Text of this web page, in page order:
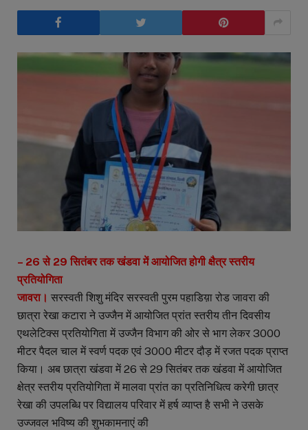
– 26 से 29 सितंबर तक खंडवा में आयोजित होगी क्षैत्र स्तरीय
प्रतियोगिता
जावरा। सरस्वती शिशु मंदिर सरस्वती पुरम पहाडिय़ा रोड जावरा की
छात्रा रेखा कटारा ने उज्जैन में आयोजित प्रांत स्तरीय तीन दिवसीय
एथलेटिक्स प्रतियोगिता में उज्जैन विभाग की ओर से भाग लेकर 3000
मीटर पैदल चाल में स्वर्ण पदक एवं 3000 मीटर दौड़ में रजत पदक प्राप्त
किया। अब छात्रा खंडवा में 26 से 29 सितंबर तक खंडवा में आयोजित
क्षेत्र स्तरीय प्रतियोगिता में मालवा प्रांत का प्रतिनिधित्व करेगी छात्र
रेखा की उपलब्धि पर विद्यालय परिवार में हर्ष व्याप्त है सभी ने उसके
उज्जवल भविष्य की शुभकामनाएं की